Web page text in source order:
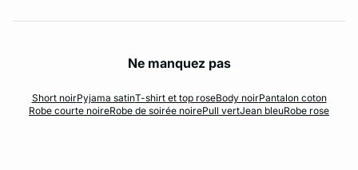
Ne manquez pas
Short noirPyjama satinT-shirt et top roseBody noirPantalon coton
Robe courte noireRobe de soirée noirePull vertJean bleuRobe rose